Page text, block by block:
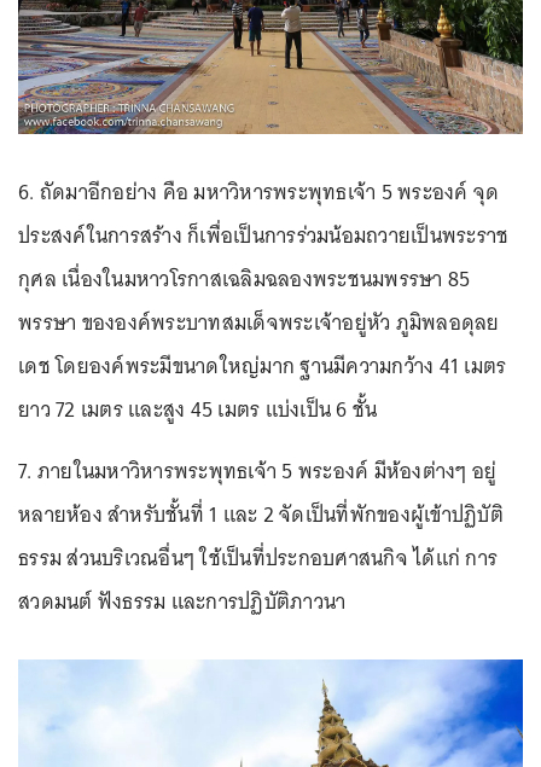
6. ถัดมาอีกอย่าง คือ มหาวิหารพระพุทธเจ้า 5 พระองค์ จุด
ประสงค์ในการสร้าง ก็เพื่อเป็นการร่วมน้อมถวายเป็นพระราช
กุศล เนื่องในมหาวโรกาสเฉลิมฉลองพระชนมพรรษา 85
พรรษา ขององค์พระบาทสมเด็จพระเจ้าอยู่หัว ภูมิพลอดุลย
เดช โดยองค์พระมีขนาดใหญ่มาก ฐานมีความกว้าง 41 เมตร
ยาว 72 เมตร และสูง 45 เมตร แบ่งเป็น 6 ชั้น
7. ภายในมหาวิหารพระพุทธเจ้า 5 พระองค์ มีห้องต่างๆ อยู่
หลายห้อง สำหรับชั้นที่ 1 และ 2 จัดเป็นที่พักของผู้เข้าปฏิบัติ
ธรรม ส่วนบริเวณอื่นๆ ใช้เป็นที่ประกอบศาสนกิจ ได้แก่ การ
สวดมนต์ ฟังธรรม และการปฏิบัติภาวนา